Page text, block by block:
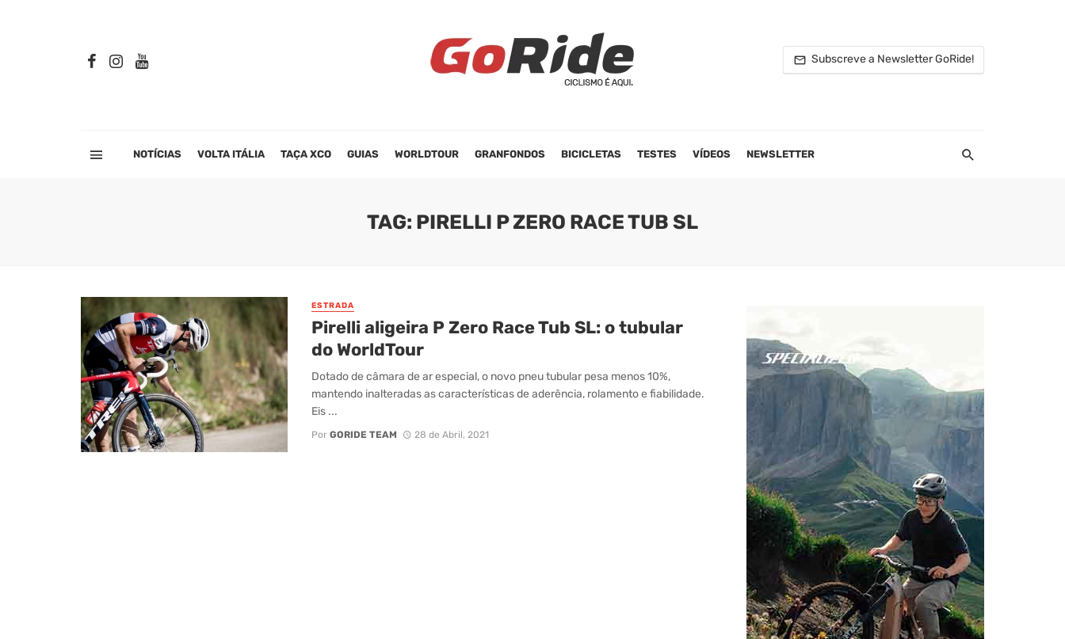
Subscreve a Newsletter GoRide!
NOTÍCIAS VOLTA ITÁLIA TAÇA XCO GUIAS WORLDTOUR GRANFONDOS BICICLETAS TESTES VÍDEOS NEWSLETTER
TAG: PIRELLI P ZERO RACE TUB SL
ESTRADA
Pirelli aligeira P Zero Race Tub SL: o tubular
do WorldTour
Dotado de câmara de ar especial, o novo pneu tubular pesa menos 10%,
mantendo inalteradas as características de aderência, rolamento e fiabilidade.
Eis ...
Por GORIDE TEAM 28 de Abril, 2021